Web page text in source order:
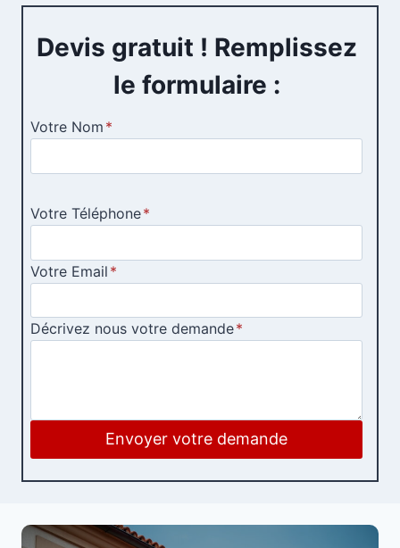
Devis gratuit ! Remplissez
le formulaire :
Votre Nom *
Votre Téléphone*
Votre Email *
Décrivez nous votre demande*
Envoyer votre demande